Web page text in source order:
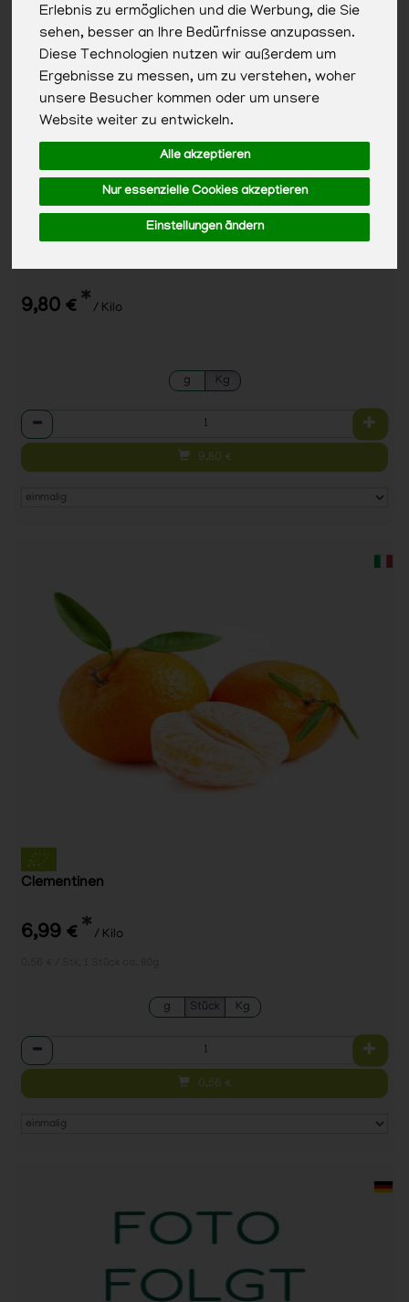
Erlebnis zu ermöglichen und die Werbung, die Sie
sehen, besser an Ihre Bedürfnisse anzupassen.
Diese Technologien nutzen wir außerdem um
Ergebnisse zu messen, um zu verstehen, woher
unsere Besucher kommen oder um unsere
Website weiter zu entwickeln.
Alle akzeptieren
Nur essenzielle Cookies akzeptieren
Einstellungen ändern
9,80 € * / Kilo
g Kg
Anzahl
9,80 €
Clementinen
6,99 € * / Kilo
g Stück Kg
Anzahl
0,56 €